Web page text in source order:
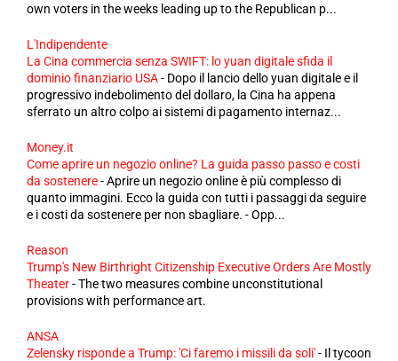
own voters in the weeks leading up to the Republican p...
L'Indipendente
La Cina commercia senza SWIFT: lo yuan digitale sfida il
dominio finanziario USA- Dopo il lancio dello yuan digitale e il
progressivo indebolimento del dollaro, la Cina ha appena
sferrato un altro colpo ai sistemi di pagamento internaz...
Money.it
Come aprire un negozio online? La guida passo passo e costi
da sostenere-Aprire un negozio online è più complesso di
quanto immagini. Ecco la guida con tutti i passaggi da seguire
e i costi da sostenere per non sbagliare. - Opp...
Reason
Trump's New Birthright Citizenship Executive Orders Are Mostly
Theater-The two measures combine unconstitutional
provisions with performance art.
ANSA
Zelensky risponde a Trump: 'Ci faremo i missili da soli'- Il tycoon